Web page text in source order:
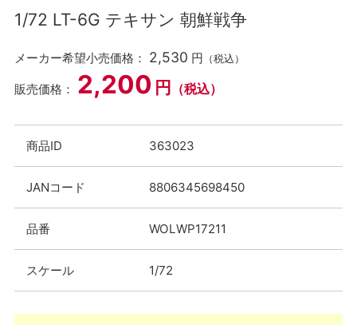
1/72 LT-6G テキサン 朝鮮戦争
メーカー希望小売価格： 2,530 円 （税込）
販売価格： 2,200 円 （税込）
商品ID 363023
JANコード 8806345698450
品番 WOLWP17211
スケール 1/72